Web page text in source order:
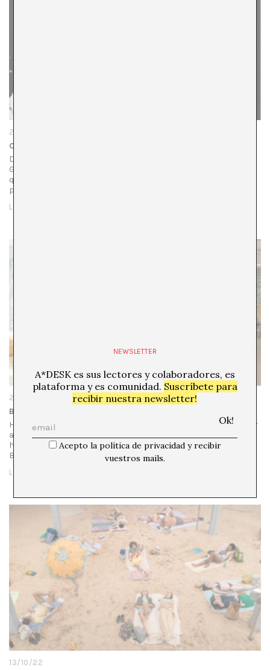
27/10/22
Cada día será miércoles
Douglas Coupland, autor de Generación X (1991) y
Generación A (2009), es mejor conocido como el hombre
que ve el futuro. Hace un par de años proclamó ante un
público:…
LEER MÁS
20/10/22
Bergen Assembly 2022
Hay muestras dirigidas por artistas que se oponen a ubicar
a exposiciones en contextos y plataformas discursivas,
históricas o teóricas como manera de ilustrarlos. Una es
Bergen Assembly 2022, dirigida…
LEER MÁS
13/10/22
NEWSLETTER
A*DESK es sus lectores y colaboradores, es
plataforma y es comunidad. Suscríbete para
recibir nuestra newsletter!
Acepto la política de privacidad y recibir
vuestros mails.